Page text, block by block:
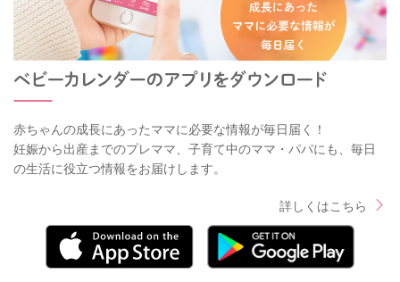
赤ちゃんの成長にあったママに必要な情報が毎日届く！
妊娠から出産までのプレママ、子育て中のママ・パパにも、毎日
の生活に役立つ情報をお届けします。
詳しくはこちら